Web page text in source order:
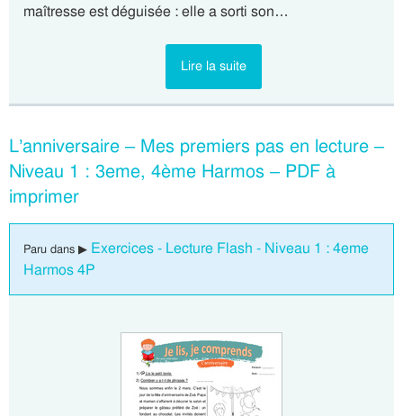
maîtresse est déguisée : elle a sorti son…
Lire la suite
L’anniversaire – Mes premiers pas en lecture –
Niveau 1 : 3eme, 4ème Harmos – PDF à
imprimer
Paru dans ▶ Exercices - Lecture Flash - Niveau 1 : 4eme
Harmos 4P